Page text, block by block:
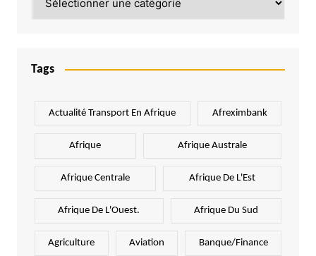
Tags
Actualité Transport En Afrique Afreximbank
Afrique Afrique Australe
Afrique Centrale Afrique De L'Est
Afrique De L'Ouest. Afrique Du Sud
Agriculture Aviation Banque/Finance